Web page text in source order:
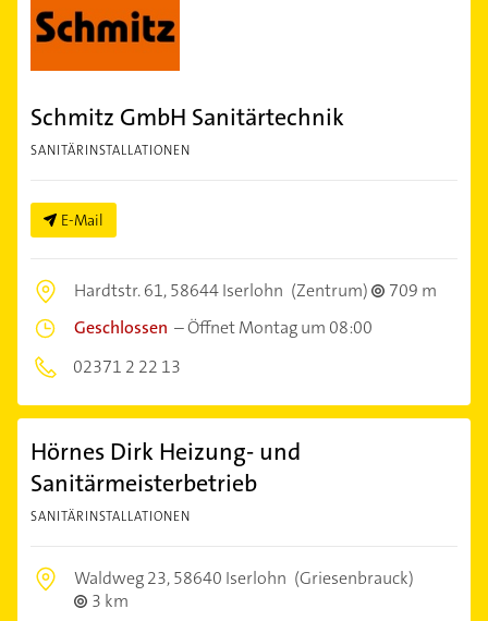
Schmitz GmbH Sanitärtechnik
SANITÄRINSTALLATIONEN
E-Mail
Hardtstr. 61,58644 Iserlohn (Zentrum)
709 m
Geschlossen –Öffnet Montag um 08:00
02371 2 22 13
Hörnes Dirk Heizung- und
Sanitärmeisterbetrieb
SANITÄRINSTALLATIONEN
Waldweg 23,58640 Iserlohn (Griesenbrauck)
3 km